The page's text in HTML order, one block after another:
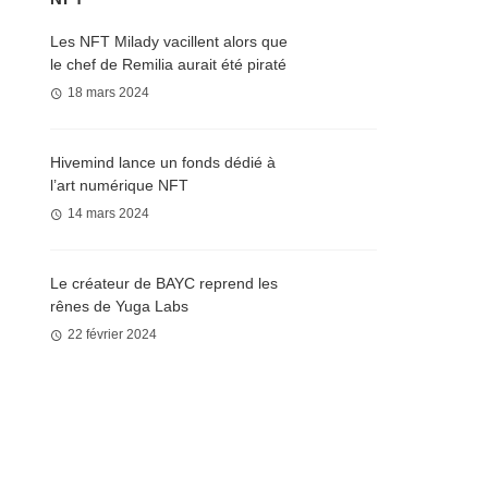
Les NFT Milady vacillent alors que
le chef de Remilia aurait été piraté
18 mars 2024
Hivemind lance un fonds dédié à
l’art numérique NFT
14 mars 2024
Le créateur de BAYC reprend les
rênes de Yuga Labs
22 février 2024